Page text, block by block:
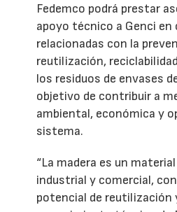
Fedemco podrá prestar
apoyo técnico a Genci
relacionadas con la
reutilización,
los residuos de envases
objetivo de contribuir a
ambiental, económica y
sistema.
“La madera es un
industrial y comercial,
potencial de reutilización